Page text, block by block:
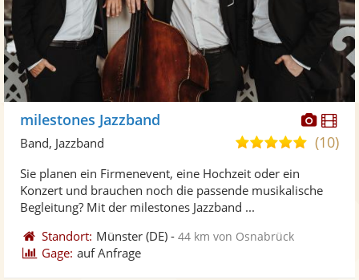
milestones Jazzband
5,0
5
(10)
Band, Jazzband
Sie planen ein Firmenevent, eine Hochzeit oder ein
Konzert und brauchen noch die passende musikalische
Begleitung? Mit der milestones Jazzband ...
Standort: Münster (DE) -44 km von Osnabrück
Gage: auf Anfrage